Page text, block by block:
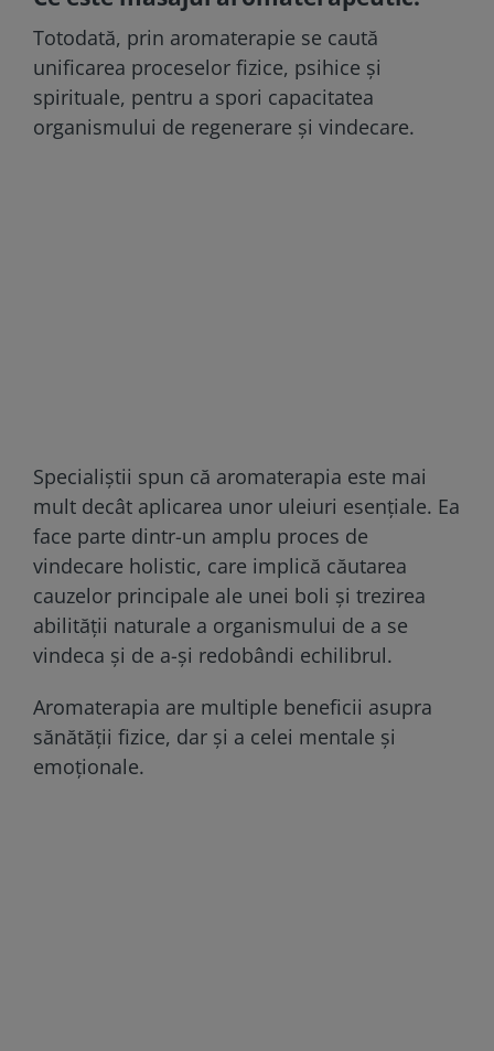
Totodată, prin aromaterapie se caută
unificarea proceselor fizice, psihice și
spirituale, pentru a spori capacitatea
organismului de regenerare și vindecare.
Specialiștii spun că aromaterapia este mai
mult decât aplicarea unor uleiuri esențiale. Ea
face parte dintr-un amplu proces de
vindecare holistic, care implică căutarea
cauzelor principale ale unei boli și trezirea
abilității naturale a organismului de a se
vindeca și de a-și redobândi echilibrul.
Aromaterapia are multiple beneficii asupra
sănătății fizice, dar și a celei mentale și
emoționale.